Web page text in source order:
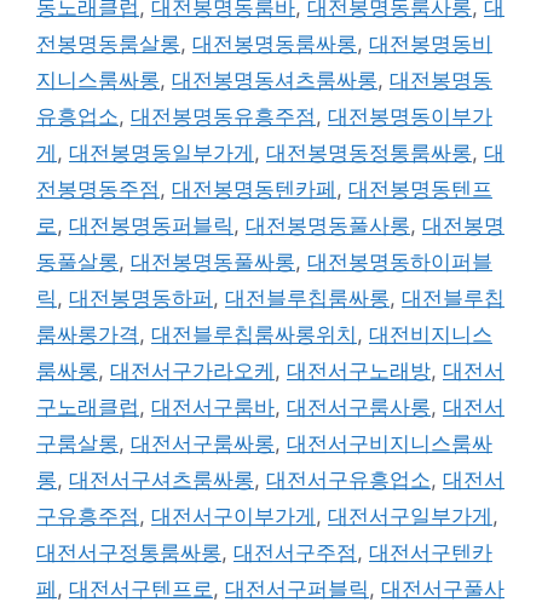
동노래클럽 , 대전봉명동룸바, 대전봉명동룸사롱, 대
전봉명동룸살롱, 대전봉명동룸싸롱, 대전봉명동비
지니스룸싸롱, 대전봉명동셔츠룸싸롱, 대전봉명동
유흥업소, 대전봉명동유흥주점 , 대전봉명동이부가
게 , 대전봉명동일부가게 , 대전봉명동정통룸싸롱, 대
전봉명동주점 , 대전봉명동텐카페 , 대전봉명동텐프
로 , 대전봉명동퍼블릭 , 대전봉명동풀사롱, 대전봉명
동풀살롱, 대전봉명동풀싸롱, 대전봉명동하이퍼블
릭 , 대전봉명동하퍼 , 대전블루칩룸싸롱, 대전블루칩
룸싸롱가격 , 대전블루칩룸싸롱위치 , 대전비지니스
룸싸롱, 대전서구가라오케 , 대전서구노래방, 대전서
구노래클럽 , 대전서구룸바, 대전서구룸사롱, 대전서
구룸살롱, 대전서구룸싸롱, 대전서구비지니스룸싸
롱, 대전서구셔츠룸싸롱, 대전서구유흥업소, 대전서
구유흥주점 , 대전서구이부가게 , 대전서구일부가게 ,
대전서구정통룸싸롱, 대전서구주점 , 대전서구텐카
페 , 대전서구텐프로 , 대전서구퍼블릭 , 대전서구풀사